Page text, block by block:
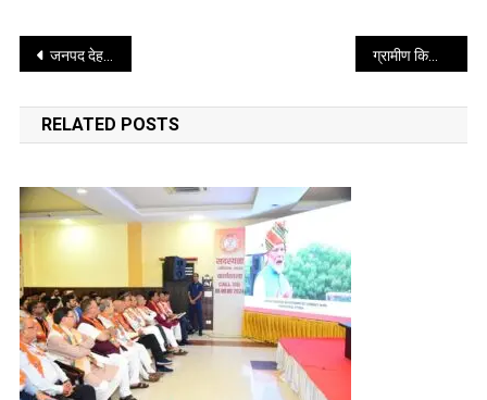
Post
navigation
जनपद देहरादून में विभिन्न विभागों द्वारा प्रारंभ की गई अभिनव पहलों का विस्तृत प्रस्तुतीकरण किया गया ग्रामीण किसानों और स्वयं सहायता समूहों की पहल से स्थानीय उत्पादों को मिल रहा बड़ा बाजार
RELATED POSTS